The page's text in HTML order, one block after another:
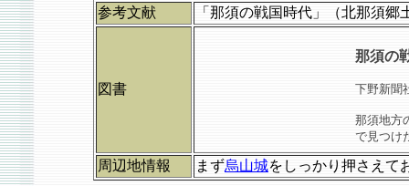
参考文献
「那須の戦国時代」（北那須
図書
那須の
下野新聞
那須地方
で見つけ
周辺地情報 まず烏山城をしっかり押さえて